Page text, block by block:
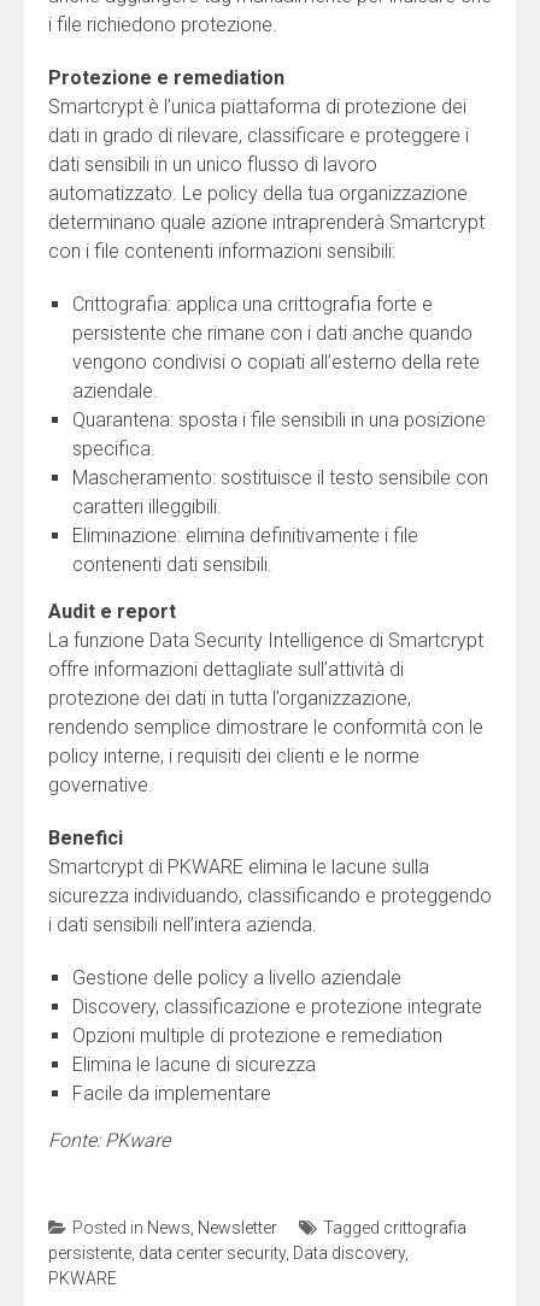
i file richiedono protezione.
Protezione e remediation
Smartcrypt è l’unica piattaforma di protezione dei
dati in grado di rilevare, classificare e proteggere i
dati sensibili in un unico flusso di lavoro
automatizzato. Le policy della tua organizzazione
determinano quale azione intraprenderà Smartcrypt
con i file contenenti informazioni sensibili:
Crittografia: applica una crittografia forte e
persistente che rimane con i dati anche quando
vengono condivisi o copiati all’esterno della rete
aziendale.
Quarantena: sposta i file sensibili in una posizione
specifica.
Mascheramento: sostituisce il testo sensibile con
caratteri illeggibili.
Eliminazione: elimina definitivamente i file
contenenti dati sensibili.
Audit e report
La funzione Data Security Intelligence di Smartcrypt
offre informazioni dettagliate sull’attività di
protezione dei dati in tutta l’organizzazione,
rendendo semplice dimostrare le conformità con le
policy interne, i requisiti dei clienti e le norme
governative.
Benefici
Smartcrypt di PKWARE elimina le lacune sulla
sicurezza individuando, classificando e proteggendo
i dati sensibili nell’intera azienda.
Gestione delle policy a livello aziendale
Discovery, classificazione e protezione integrate
Opzioni multiple di protezione e remediation
Elimina le lacune di sicurezza
Facile da implementare
Fonte: PKware
Posted in News, Newsletter Tagged crittografia
persistente, data center security, Data discovery,
PKWARE